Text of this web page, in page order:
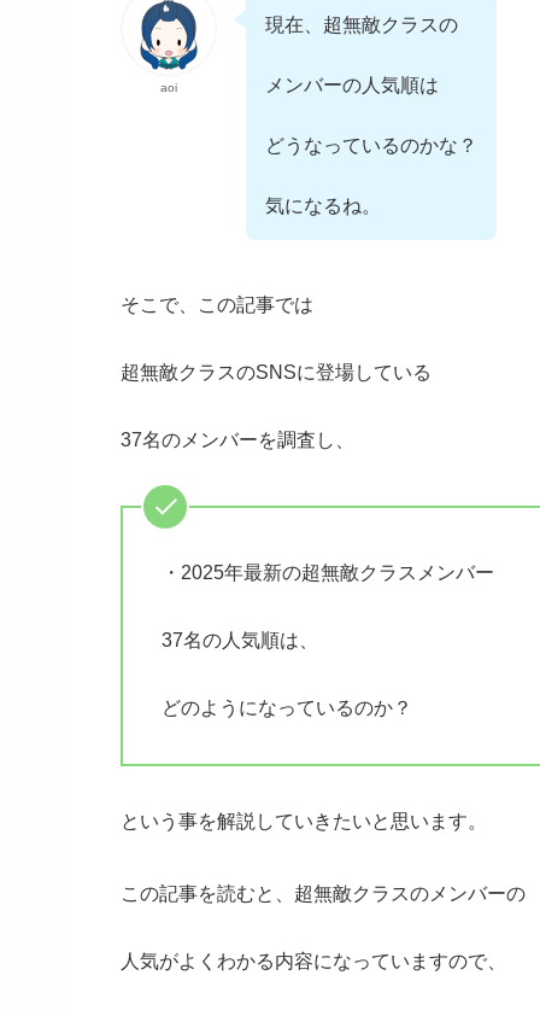
aoi
現在、超無敵クラスの
メンバーの人気順は
どうなっているのかな？
気になるね。
そこで、この記事では
超無敵クラスのSNSに登場している
37名のメンバーを調査し、
・2025年最新の超無敵クラスメンバー
37名の人気順は、
どのようになっているのか？
という事を解説していきたいと思います。
この記事を読むと、超無敵クラスのメンバーの
人気がよくわかる内容になっていますので、